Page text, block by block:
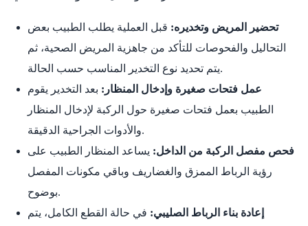
تحضير المريض وتخديره: قبل العملية يطلب الطبيب بعض
التحاليل والفحوصات للتأكد من جاهزية المريض الصحية، ثم
يتم تحديد نوع التخدير المناسب حسب الحالة.
عمل فتحات صغيرة وإدخال المنظار: بعد التخدير يقوم
الطبيب بعمل فتحات صغيرة حول الركبة لإدخال المنظار
والأدوات الجراحية الدقيقة.
فحص مفصل الركبة من الداخل: يساعد المنظار الطبيب على
رؤية الرباط الممزق والغضاريف وباقي مكونات المفصل
بوضوح.
إعادة بناء الرباط الصليبي: في حالة القطع الكامل، يتم